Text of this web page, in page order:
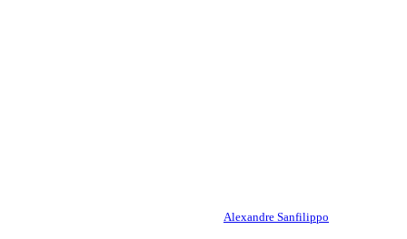
Alexandre Sanfilippo